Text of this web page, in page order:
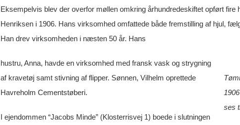
Eksempelvis blev der overfor møllen omkring århundredeskiftet opført
Henriksen i 1906. Hans virksomhed omfattede både fremstilling af hjul,
Han drev virksomheden i næsten 50 år. Hans
ses
hustru, Anna, havde en virksomhed med fransk vask og strygning
af kravetøj samt stivning af flipper. Sønnen, Vilhelm oprettede
Havreholm Cementstøberi.
I ejendommen “Jacobs Minde” (Klosterrisvej 1) boede i slutningen